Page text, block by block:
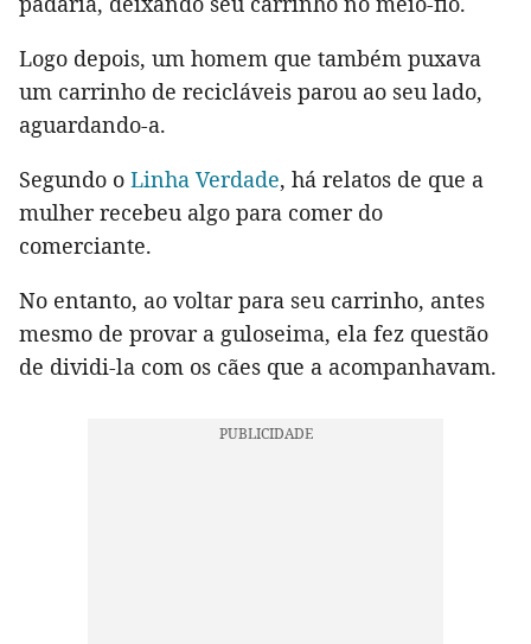
Logo depois, um homem que também puxava
um carrinho de recicláveis parou ao seu lado,
aguardando-a.
Segundo o Linha Verdade, há relatos de que a
mulher recebeu algo para comer do
comerciante.
No entanto, ao voltar para seu carrinho, antes
mesmo de provar a guloseima, ela fez questão
de dividi-la com os cães que a acompanhavam.